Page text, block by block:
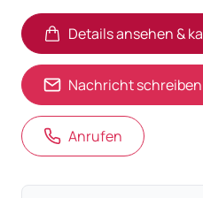
Details ansehen &
(öffnet in
(öffnet in
Nachricht schreiben
Anrufen